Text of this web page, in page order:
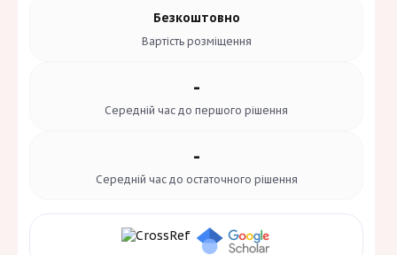
Безкоштовно
Вартість розміщення
-
Середній час до першого рішення
-
Середній час до остаточного рішення